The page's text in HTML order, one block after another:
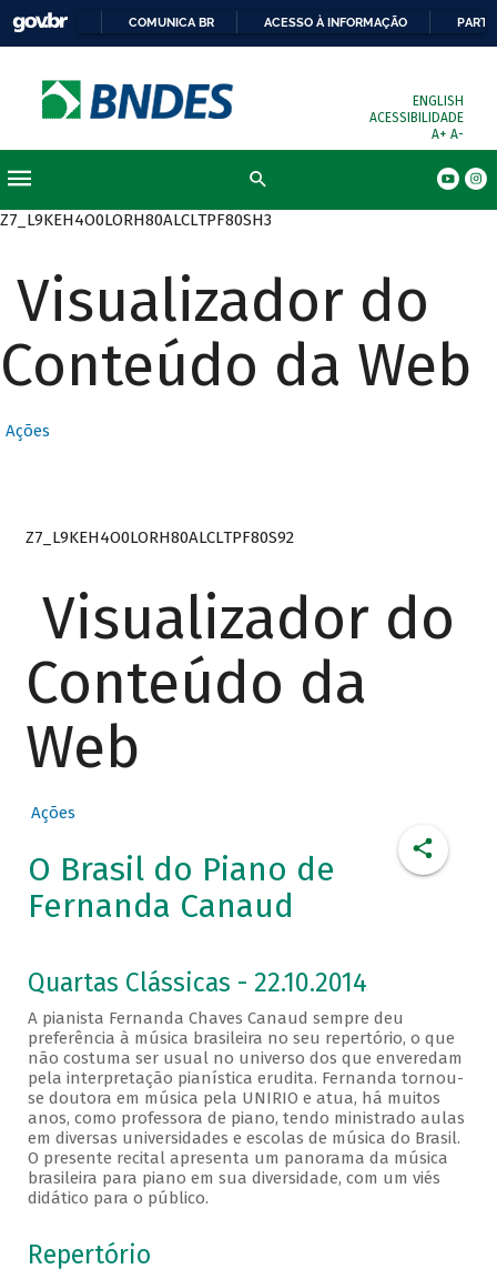
COMUNICA BR ACESSO À INFORMAÇÃO
ENGLISH
ACESSIBILIDADE
A+ A-
Z7_L9KEH4O0LORH80ALCLTPF80SH3
Visualizador do
Conteúdo da Web
Ações
Z7_L9KEH4O0LORH80ALCLTPF80S92
Visualizador do
Conteúdo da
Web
Ações
O Brasil do Piano de
Fernanda Canaud
Quartas Clássicas - 22.10.2014
A pianista Fernanda Chaves Canaud sempre deu
preferência à música brasileira no seu repertório, o que
não costuma ser usual no universo dos que enveredam
pela interpretação pianística erudita. Fernanda tornou-
se doutora em música pela UNIRIO e atua, há muitos
anos, como professora de piano, tendo ministrado aulas
em diversas universidades e escolas de música do Brasil.
O presente recital apresenta um panorama da música
brasileira para piano em sua diversidade, com um viés
didático para o público.
Repertório